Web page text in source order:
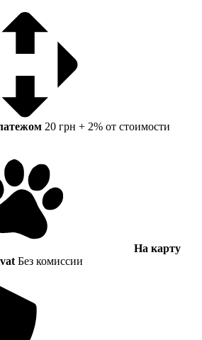
20 грн + 2% от стоимости
На карту
Без комиссии